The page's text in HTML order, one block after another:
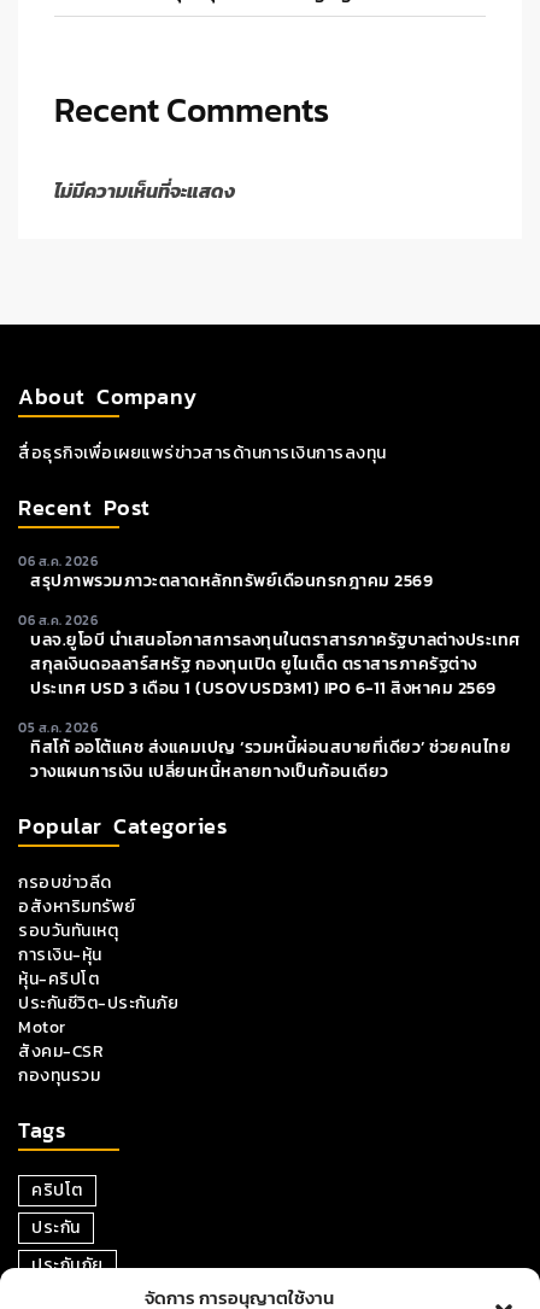
จัดการ การอนุญาตใช้งาน
Recent Comments
ไม่มีความเห็นที่จะแสดง
About Company
สื่อธุรกิจเพื่อเผยแพร่ข่าวสารด้านการเงินการลงทุน
Recent Post
06 ส.ค. 2026
สรุปภาพรวมภาวะตลาดหลักทรัพย์เดือนกรกฎาคม 2569
06 ส.ค. 2026
บลจ.ยูโอบี นำเสนอโอกาสการลงทุนในตราสารภาครัฐบาลต่างประเทศ
สกุลเงินดอลลาร์สหรัฐ กองทุนเปิด ยูไนเต็ด ตราสารภาครัฐต่าง
ประเทศ USD 3 เดือน 1 (USOVUSD3M1) IPO 6-11 สิงหาคม 2569
05 ส.ค. 2026
ทิสโก้ ออโต้แคช ส่งแคมเปญ ‘รวมหนี้ผ่อนสบายที่เดียว’ ช่วยคนไทย
วางแผนการเงิน เปลี่ยนหนี้หลายทางเป็นก้อนเดียว
Popular Categories
กรอบข่าวลีด
อสังหาริมทรัพย์
รอบวันทันเหตุ
การเงิน-หุ้น
หุ้น-คริปโต
ประกันชีวิต-ประกันภัย
Motor
สังคม-CSR
กองทุนรวม
Tags
คริปโต
ประกัน
ประกันภัย